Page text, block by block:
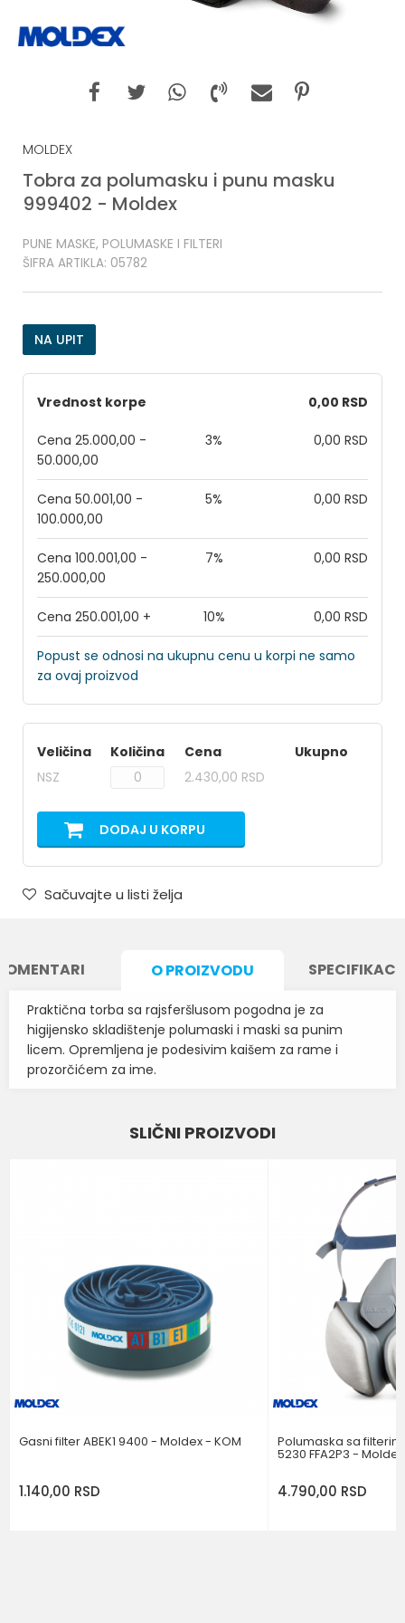
MOLDEX
Tobra za polumasku i punu masku
999402 - Moldex
PUNE MASKE, POLUMASKE I FILTERI
ŠIFRA ARTIKLA: 05782
NA UPIT
Vrednost korpe 0,00 RSD
Cena 25.000,00 -
50.000,00
3% 0,00 RSD
Cena 50.001,00 -
100.000,00
5% 0,00 RSD
Cena 100.001,00 -
250.000,00
7% 0,00 RSD
Cena 250.001,00 + 10% 0,00 RSD
Popust se odnosi na ukupnu cenu u korpi ne samo
za ovaj proizvod
Veličina Količina Cena
Ukupno
NSZ
2.430,00 RSD
DODAJ U KORPU
Sačuvajte u listi želja
O PROIZVODU
Praktična torba sa rajsferšlusom pogodna je za
higijensko skladištenje polumaski i maski sa punim
licem. Opremljena je podesivim kaišem za rame i
prozorčićem za ime.
PUNE MASKE, POLUMASKE I FILTERI
SLIČNI PROIZVODI
Gasni filter ABEK1 9400 - Moldex - KOM
1.140,00 RSD
Polumaska sa
5230 FFA2P3 - Moldex
4.790,00 RSD